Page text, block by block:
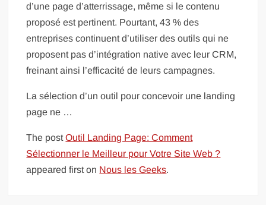
d’une page d’atterrissage, même si le contenu
proposé est pertinent. Pourtant, 43 % des
entreprises continuent d’utiliser des outils qui ne
proposent pas d’intégration native avec leur CRM,
freinant ainsi l’efficacité de leurs campagnes.
La sélection d’un outil pour concevoir une landing
page ne …
The postOutil Landing Page: Comment
Sélectionner le Meilleur pour Votre Site Web ?
appeared first on Nous les Geeks.